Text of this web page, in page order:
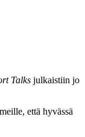
Talks julkaistiin jo
että hyvässä